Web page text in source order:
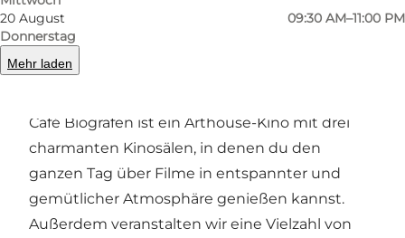
20 August
Donnerstag
09:30 AM–11:00 PM
Mehr laden
Café Biografen ist ein Arthouse-Kino mit drei
charmanten Kinosälen, in denen du den
ganzen Tag über Filme in entspannter und
gemütlicher Atmosphäre genießen kannst.
Außerdem veranstalten wir eine Vielzahl von